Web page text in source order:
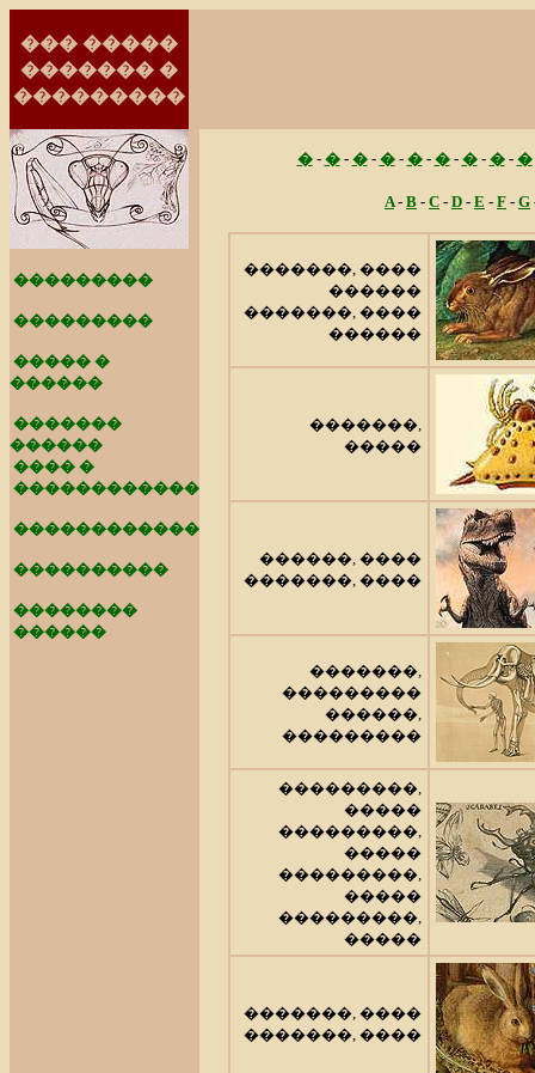
��� �����
������� �
���������
���������
���������
����� �
������
�������
������
���� �
������������
������������
����������
��������
������
�- �- �- �- �- �- �- �- �
A- B - C - D - E - F - G
�������, ����
������
�������, ����
������
�������,
�����
������, ����
�������, ����
�������,
���������
������,
���������
���������,
�����
���������,
�����
���������,
�����
���������,
�����
�������, ����
�������, ����